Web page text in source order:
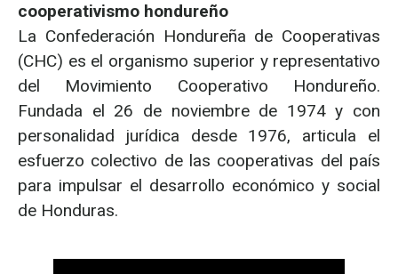
cooperativismo hondureño
La Confederación Hondureña de Cooperativas
(CHC) es el organismo superior y representativo
del Movimiento Cooperativo Hondureño.
Fundada el 26 de noviembre de 1974 y con
personalidad jurídica desde 1976, articula el
esfuerzo colectivo de las cooperativas del país
para impulsar el desarrollo económico y social
de Honduras.